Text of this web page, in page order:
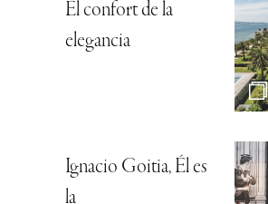
El confort de la
elegancia
Ignacio Goitia, Él es
la